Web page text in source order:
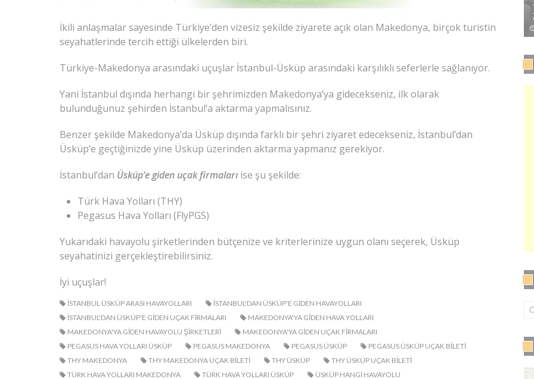
İkili anlaşmalar sayesinde Türkiye’den vizesiz şekilde ziyarete açık olan Makedonya, birçok turistin
seyahatlerinde tercih ettiği ülkelerden biri.
Türkiye-Makedonya arasındaki uçuşlar İstanbul-Üsküp arasındaki karşılıklı seferlerle sağlanıyor.
Yani İstanbul dışında herhangi bir şehrimizden Makedonya’ya gidecekseniz, ilk olarak
bulunduğunuz şehirden İstanbul’a aktarma yapmalısınız.
Benzer şekilde Makedonya’da Üsküp dışında farklı bir şehri ziyaret edecekseniz, İstanbul’dan
Üsküp’e geçtiğinizde yine Üsküp üzerinden aktarma yapmanız gerekiyor.
İstanbul’dan Üsküp’e giden uçak firmalarıise şu şekilde:
Türk Hava Yolları (THY)
Pegasus Hava Yolları (FlyPGS)
Yukarıdaki havayolu şirketlerinden bütçenize ve kriterlerinize uygun olanı seçerek, Üsküp
seyahatinizi gerçekleştirebilirsiniz.
İyi uçuşlar!
ISTANBUL ÜSKÜP ARASI HAVAYOLLARI
ISTANBUL'DAN ÜSKÜP'E GIDEN HAVAYOLLARI
ISTANBUL'DAN ÜSKÜP'E GIDEN UÇAK FIRMALARI
MAKEDONYA'YA GIDEN HAVA YOLLARI
MAKEDONYA'YA GIDEN HAVAYOLU ŞIRKETLERI
MAKEDONYA'YA GIDEN UÇAK FIRMALARI
PEGASUS HAVA YOLLARI ÜSKÜP
PEGASUS MAKEDONYA PEGASUS ÜSKÜP
PEGASUS ÜSKÜP UÇAK BILETI
THY MAKEDONYA
THY MAKEDONYA UÇAK BILETI THY ÜSKÜP
THY ÜSKÜP UÇAK BILETI
TÜRK HAVA YOLLARI MAKEDONYA
TÜRK HAVA YOLLARI ÜSKÜP
ÜSKÜP HANGI HAVAYOLU